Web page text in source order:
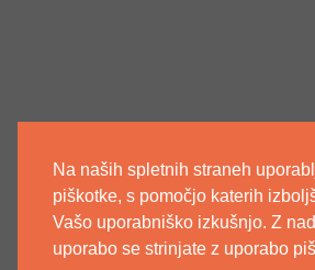
Na naših spletnih straneh
piškotke, s pomočjo katerih
Vašo uporabniško izkušnjo. Z
uporabo se strinjate z uporabo